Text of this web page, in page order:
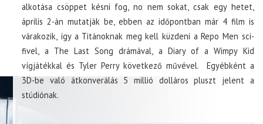
alkotása csöppet késni fog, no nem sokat, csak egy hetet,
április 2-án mutatják be, ebben az időpontban már 4 film is
várakozik, így a Titánoknak meg kell küzdeni a Repo Men sci-
fivel, a The Last Song drámával, a Diary of a Wimpy Kid
vígjátékkal és Tyler Perry következő művével. Egyébként a
3D-be való átkonverálás 5 millió dolláros pluszt jelent a
stúdiónak.